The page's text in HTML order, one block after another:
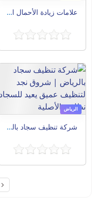
علامات زيادة الأحمال الكهربائية في المنزل وطريقة توزيع الأجهزة بأمان
الرياض
شركة تنظيف سجاد بالرياض | شروق نجد لتنظيف عميق يعيد للسجاد نظافته الأصلية